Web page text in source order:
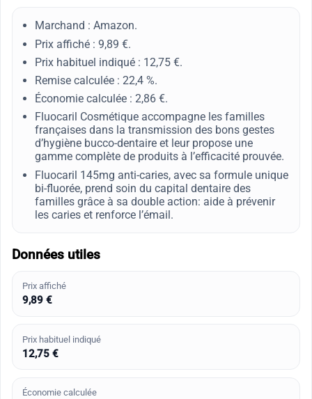
Marchand : Amazon.
Prix affiché : 9,89 €.
Prix habituel indiqué : 12,75 €.
Remise calculée : 22,4 %.
Économie calculée : 2,86 €.
Fluocaril Cosmétique accompagne les familles
françaises dans la transmission des bons gestes
d’hygiène bucco-dentaire et leur propose une
gamme complète de produits à l’efficacité prouvée.
Fluocaril 145mg anti-caries, avec sa formule unique
bi-fluorée, prend soin du capital dentaire des
familles grâce à sa double action: aide à prévenir
les caries et renforce l’émail.
Données utiles
Prix affiché
9,89 €
Prix habituel indiqué
12,75 €
Économie calculée